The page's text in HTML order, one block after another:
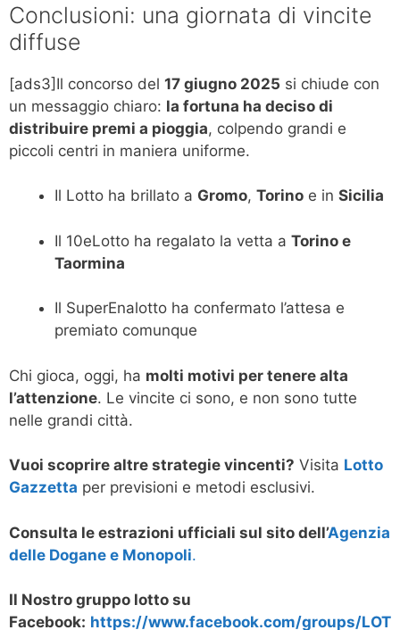
Conclusioni: una giornata di vincite
diffuse
[ads3]Il concorso del 17 giugno 2025 si chiude con
un messaggio chiaro: la fortuna ha deciso di
distribuire premi a pioggia, colpendo grandi e
piccoli centri in maniera uniforme.
Il Lotto ha brillato a Gromo, Torino e in Sicilia
Il 10eLotto ha regalato la vetta a Torino e
Taormina
Il SuperEnalotto ha confermato l’attesa e
premiato comunque
Chi gioca, oggi, ha molti motivi per tenere alta
l’attenzione. Le vincite ci sono, e non sono tutte
nelle grandi città.
Vuoi scoprire altre strategie vincenti? Visita Lotto
Gazzetta per previsioni e metodi esclusivi.
Consulta le estrazioni ufficiali sul sito dell’Agenzia
delle Dogane e Monopoli.
Il Nostro gruppo lotto su
Facebook: https://www.facebook.com/groups/LOT